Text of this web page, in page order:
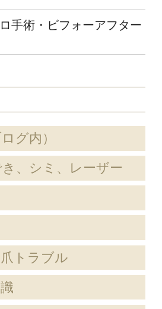
手術・ビフォーアフター
グ内）
、シミ、レーザー
トラブル